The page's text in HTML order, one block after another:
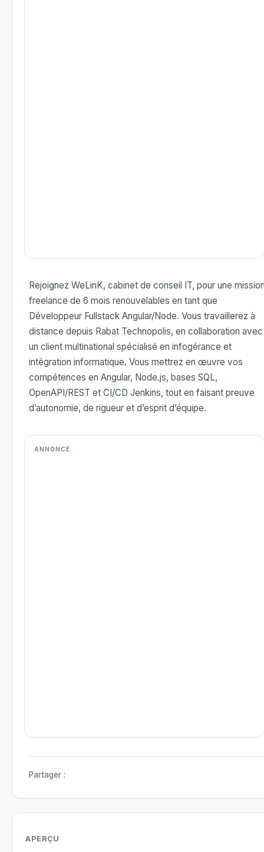
Rejoignez WeLinK, cabinet de conseil IT, pour une
freelance de 6 mois renouvelables en tant que
Développeur Fullstack Angular/Node. Vous travaillerez à
distance depuis Rabat Technopolis, en collaboration avec
un client multinational spécialisé en infogérance et
intégration informatique. Vous mettrez en œuvre vos
compétences en Angular, Node.js, bases SQL,
OpenAPI/REST et CI/CD Jenkins, tout en faisant preuve
d’autonomie, de rigueur et d’esprit d’équipe.
Partager :
APERÇU